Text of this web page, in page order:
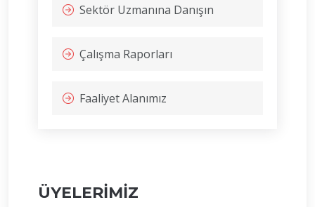
Sektör Uzmanına Danışın
Çalışma Raporları
Faaliyet Alanımız
ÜYELERİMİZ